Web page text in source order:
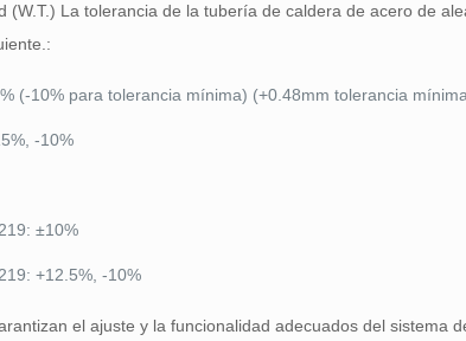
(W.T.) La tolerancia de la tubería de caldera de acero de
(-10% para tolerancia mínima) (+0.48mm tolerancia
-10%
±10%
+12.5%, -10%
el ajuste y la funcionalidad adecuados del sistema